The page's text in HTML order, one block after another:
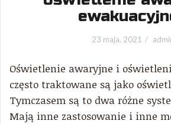
23 maja, 2021
Oświetlenie awaryjne i
często traktowane są jako
Tymczasem są to dwa różne
Mają inne zastosowanie i inne